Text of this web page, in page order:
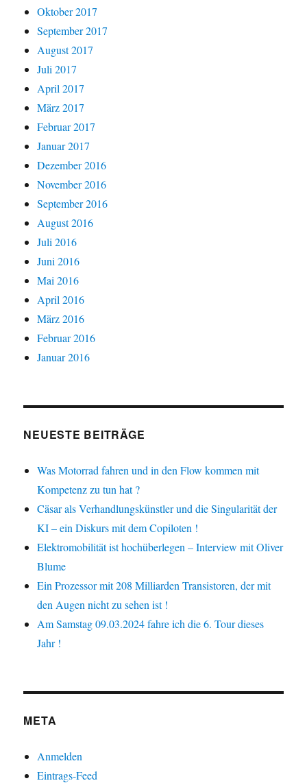
Oktober 2017
September 2017
August 2017
Juli 2017
April 2017
März 2017
Februar 2017
Januar 2017
Dezember 2016
November 2016
September 2016
August 2016
Juli 2016
Juni 2016
Mai 2016
April 2016
März 2016
Februar 2016
Januar 2016
NEUESTE BEITRÄGE
Was Motorrad fahren und in den Flow kommen mit
Kompetenz zu tun hat ?
Cäsar als Verhandlungskünstler und die Singularität der
KI – ein Diskurs mit dem Copiloten !
Elektromobilität ist hochüberlegen – Interview mit Oliver
Blume
Ein Prozessor mit 208 Milliarden Transistoren, der mit
den Augen nicht zu sehen ist !
Am Samstag 09.03.2024 fahre ich die 6. Tour dieses
Jahr !
META
Anmelden
Eintrags-Feed